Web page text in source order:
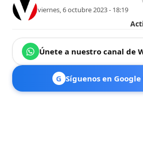
viernes, 6 octubre 2023 - 18:19
Únete a nuestro canal de
G Síguenos en